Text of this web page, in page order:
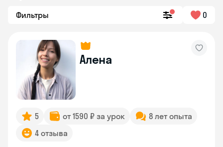
Фильтры 0
Алена
5 от 1590 ₽ за урок
8 лет опыта
4 отзыва